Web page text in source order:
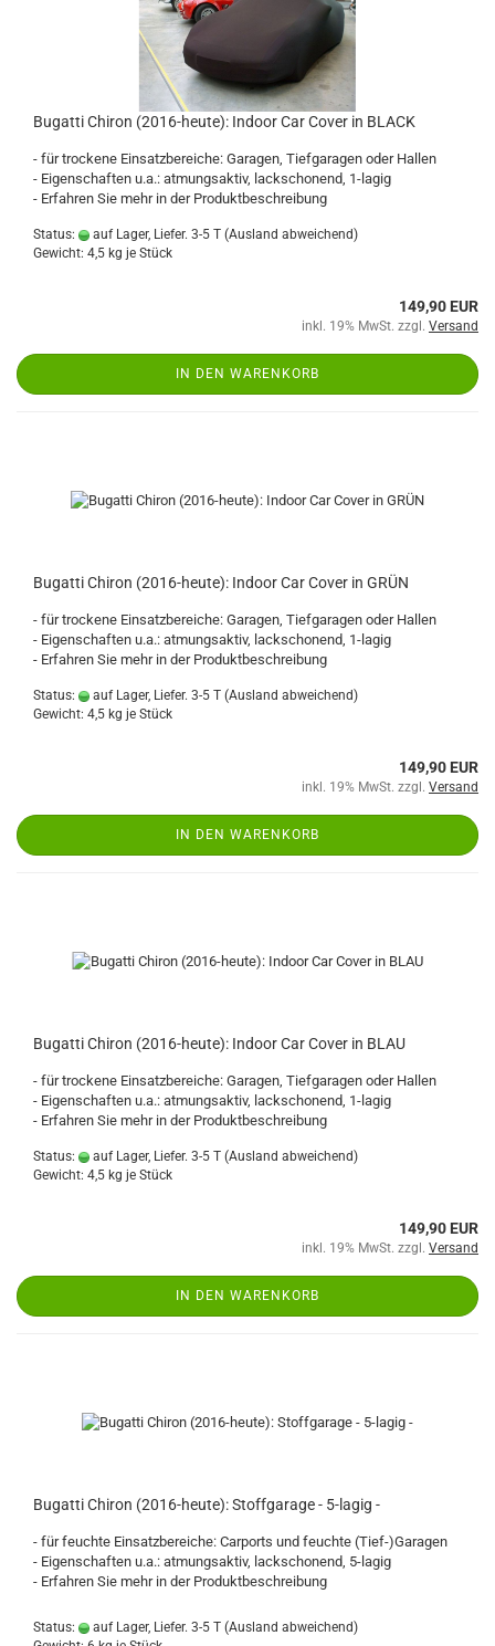
Bugatti Chiron (2016-heute): Indoor Car Cover in BLACK
- für trockene Einsatzbereiche: Garagen, Tiefgaragen oder Hallen
- Eigenschaften u.a.: atmungsaktiv, lackschonend, 1-lagig
- Erfahren Sie mehr in der Produktbeschreibung
Status: auf Lager, Liefer. 3-5 T (Ausland abweichend)
Gewicht: 4,5 kg je Stück
149,90 EUR
inkl. 19% MwSt. zzgl. Versand
IN DEN WARENKORB
Bugatti Chiron (2016-heute): Indoor Car Cover in GRÜN
- für trockene Einsatzbereiche: Garagen, Tiefgaragen oder Hallen
- Eigenschaften u.a.: atmungsaktiv, lackschonend, 1-lagig
- Erfahren Sie mehr in der Produktbeschreibung
Status: auf Lager, Liefer. 3-5 T (Ausland abweichend)
Gewicht: 4,5 kg je Stück
149,90 EUR
inkl. 19% MwSt. zzgl. Versand
IN DEN WARENKORB
Bugatti Chiron (2016-heute): Indoor Car Cover in BLAU
- für trockene Einsatzbereiche: Garagen, Tiefgaragen oder Hallen
- Eigenschaften u.a.: atmungsaktiv, lackschonend, 1-lagig
- Erfahren Sie mehr in der Produktbeschreibung
Status: auf Lager, Liefer. 3-5 T (Ausland abweichend)
Gewicht: 4,5 kg je Stück
149,90 EUR
inkl. 19% MwSt. zzgl. Versand
IN DEN WARENKORB
Bugatti Chiron (2016-heute): Stoffgarage - 5-lagig -
- für feuchte Einsatzbereiche: Carports und feuchte (Tief-)Garagen
- Eigenschaften u.a.: atmungsaktiv, lackschonend, 5-lagig
- Erfahren Sie mehr in der Produktbeschreibung
Status: auf Lager, Liefer. 3-5 T (Ausland abweichend)